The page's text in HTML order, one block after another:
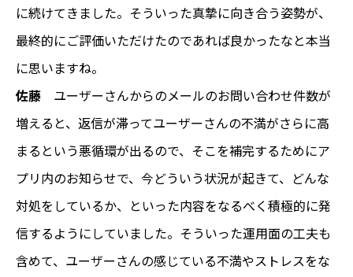
に続けてきました。そういった真摯に向き合う姿勢が、
最終的にご評価いただけたのであれば良かったなと本当
に思いますね。
佐藤 ユーザーさんからのメールのお問い合わせ件数が
増えると、返信が滞ってユーザーさんの不満がさらに高
まるという悪循環が出るので、そこを補完するためにア
プリ内のお知らせで、今どういう状況が起きて、どんな
対処をしているか、といった内容をなるべく積極的に発
信するようにしていました。そういった運用面の工夫も
含めて、ユーザーさんの感じている不満やストレスをな